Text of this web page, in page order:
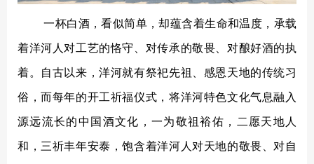
一杯白酒，看似简单，却蕴含着生命和温度，承载
着洋河人对工艺的恪守、对传承的敬畏、对酿好酒的执
着。自古以来，洋河就有祭祀先祖、感恩天地的传统习
俗，而每年的开工祈福仪式，将洋河特色文化气息融入
源远流长的中国酒文化，一为敬祖裕佑，二愿天地人
和，三祈丰年安泰，饱含着洋河人对天地的敬畏、对自